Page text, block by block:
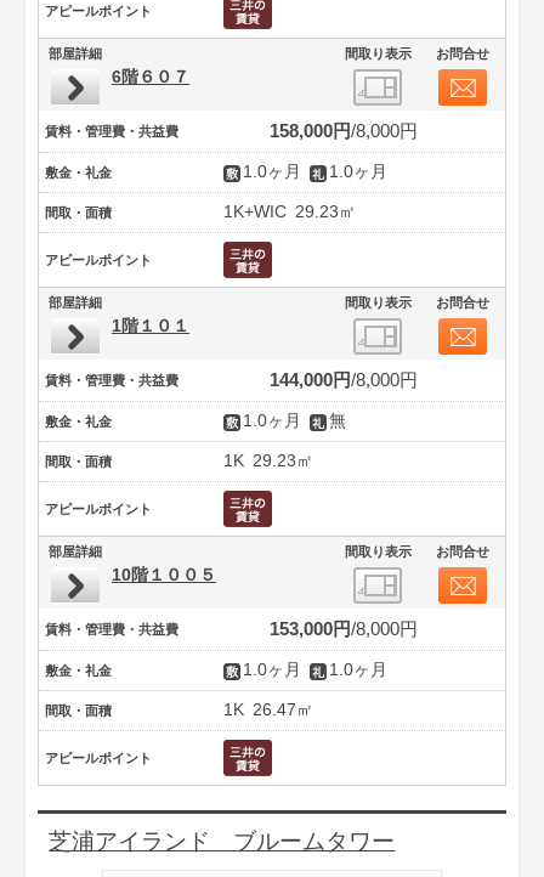
アピールポイント
部屋詳細 間取り表示 お問合せ
6階６０７
賃料・管理費・共益費 158,000円 8,000円
敷金・礼金 1.0ヶ月 1.0ヶ月
間取・面積 1K+WIC 29.23㎡
アピールポイント
部屋詳細 間取り表示 お問合せ
1階１０１
賃料・管理費・共益費 144,000円 8,000円
敷金・礼金 1.0ヶ月 無
間取・面積 1K 29.23㎡
アピールポイント
部屋詳細 間取り表示 お問合せ
10階１００５
賃料・管理費・共益費 153,000円 8,000円
敷金・礼金 1.0ヶ月 1.0ヶ月
間取・面積 1K 26.47㎡
アピールポイント
芝浦アイランド ブルームタワー